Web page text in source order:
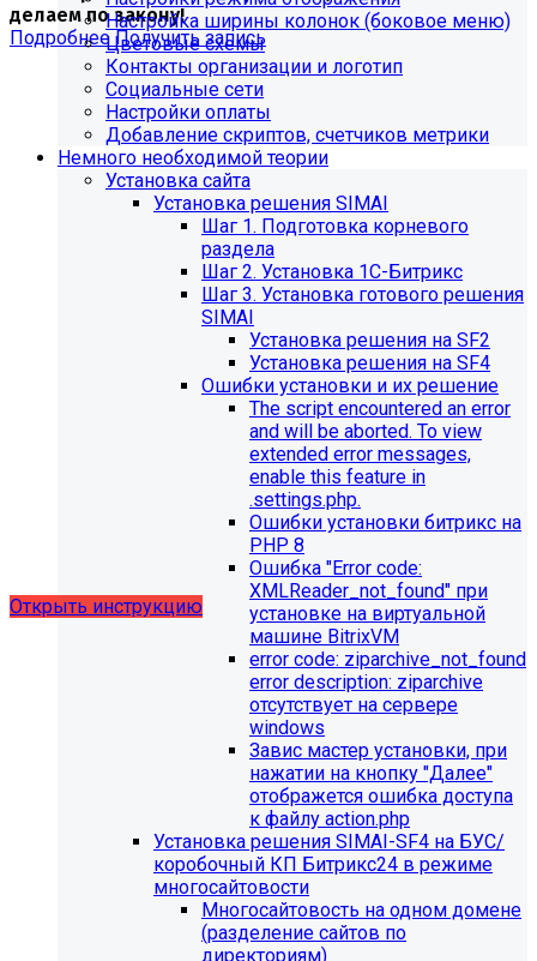
делаем по закону!
ПодробнееПолучить запись
Обновления в разделе
"Педагогический состав"
Для готовых решений, использующих модуль SIMAI-
SF4: Сведения об образовательной организации
выпущено обновление 1.14.11, согласно которому в
разделе "Педагогический состав"
можно разместить документ и скрыть таблицы.
Открыть инструкцию
будет ограничена поддержка продуктов на
PHP версии ниже 8.2.Рекомендуемая версия PHP - 8.4
будет ограничена поддержка продуктов на
MySql версии ниже 8.0.0.Рекомендуемая версия MySql
Настройка ширины колонок (боковое меню)
Цветовые схемы
Контакты организации и логотип
Социальные сети
Настройки оплаты
Добавление скриптов, счетчиков метрики
Немного необходимой теории
Установка сайта
Установка решения SIMAI
Шаг 1. Подготовка корневого
раздела
Шаг 2. Установка 1С-Битрикс
Шаг 3. Установка готового решения
SIMAI
Установка решения на SF2
Установка решения на SF4
Ошибки установки и их решение
The script encountered an error
and will be aborted. To view
extended error messages,
enable this feature in
.settings.php.
Ошибки установки битрикс на
PHP 8
Ошибка "Error сode:
XMLReader_not_found" при
установке на виртуальной
машине BitrixVM
error сode: ziparchive_not_found
error description: ziparchive
отсутствует на сервере
windows
Завис мастер установки, при
нажатии на кнопку "Далее"
отображется ошибка доступа
к файлу action.php
Установка решения SIMAI-SF4 на БУС/
коробочный КП Битрикс24 в режиме
многосайтовости
Многосайтовость на одном домене
(разделение сайтов по
директориям)